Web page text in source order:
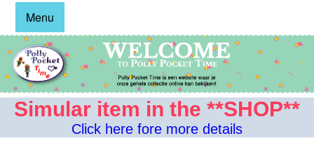
Menu
Simular item in the **SHOP**
Click here fore more details